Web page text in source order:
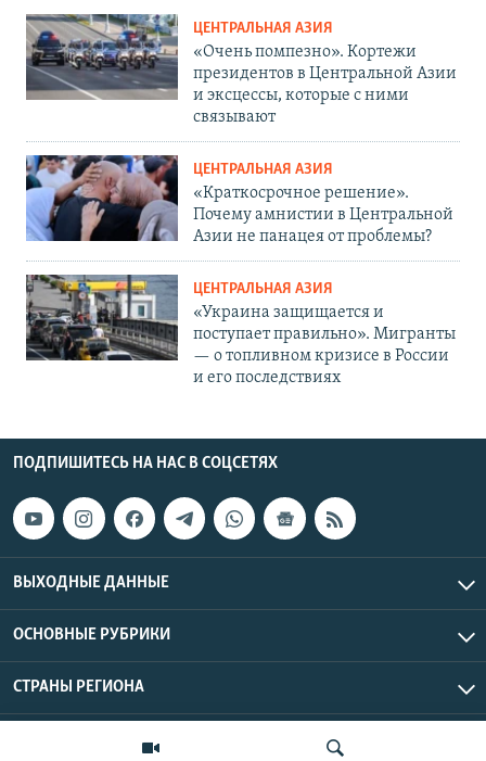
ЦЕНТРАЛЬНАЯ АЗИЯ
«Очень помпезно». Кортежи
президентов в Центральной Азии
и эксцессы, которые с ними
связывают
ЦЕНТРАЛЬНАЯ АЗИЯ
«Краткосрочное решение».
Почему амнистии в Центральной
Азии не панацея от проблемы?
ЦЕНТРАЛЬНАЯ АЗИЯ
«Украина защищается и
поступает правильно». Мигранты
— о топливном кризисе в России
и его последствиях
ПОДПИШИТЕСЬ НА НАС В СОЦСЕТЯХ
ВЫХОДНЫЕ ДАННЫЕ
ОСНОВНЫЕ РУБРИКИ
СТРАНЫ РЕГИОНА
Азаттык Азия © 2026 RFE/RL, Inc. | Все права защищены.